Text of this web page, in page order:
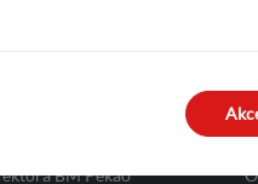
BM Pekao